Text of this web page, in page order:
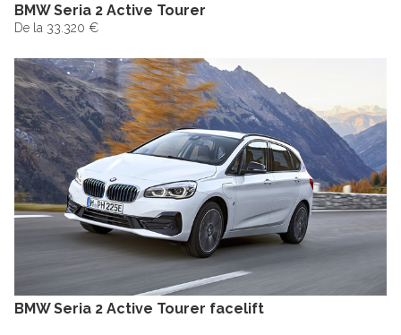
BMW Seria 2 Active Tourer
De la 33.320 €
BMW Seria 2 Active Tourer facelift